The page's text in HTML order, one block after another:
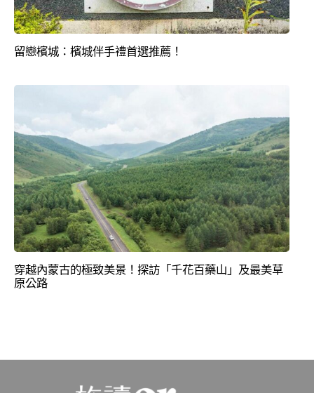
留戀檳城：檳城伴手禮首選推薦！
穿越內蒙古的極致美景！探訪「千花百藥山」及最美草
原公路